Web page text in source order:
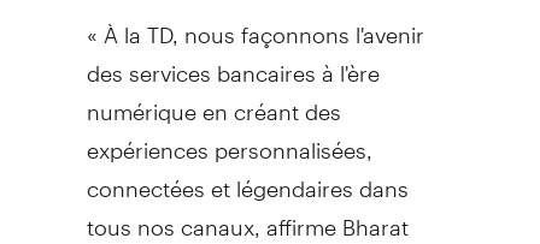
« À la TD, nous façonnons l'avenir
des services bancaires à l'ère
numérique en créant des
expériences personnalisées,
connectées et légendaires dans
tous nos canaux, affirme Bharat